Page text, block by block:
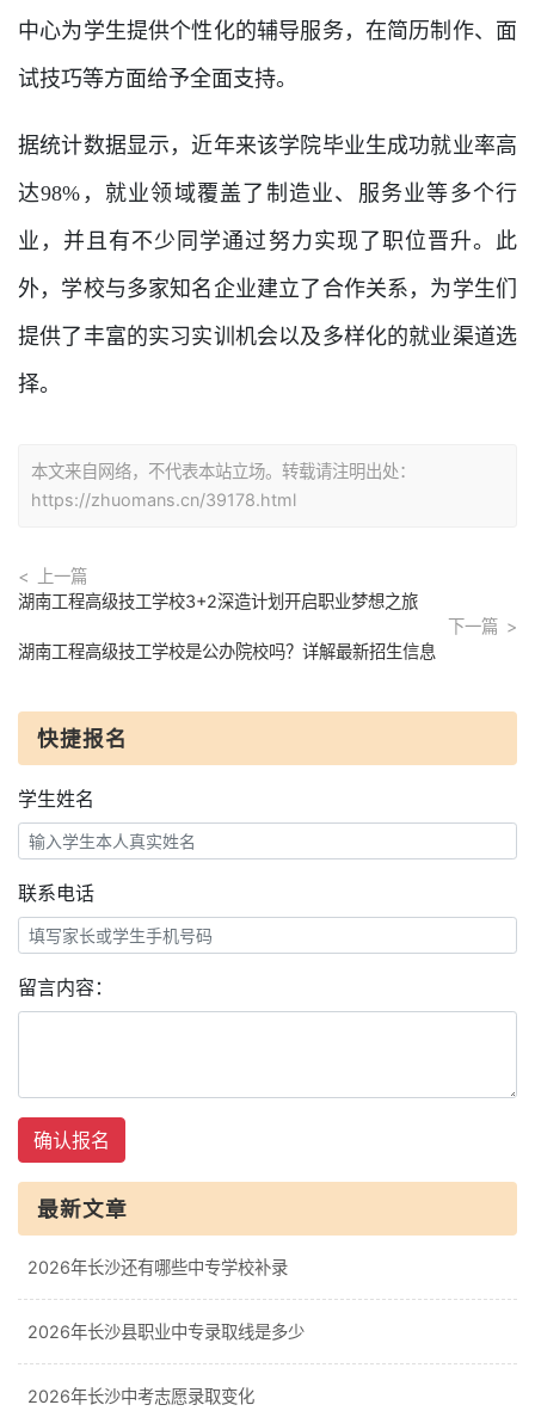
中心为学生提供个性化的辅导服务，在简历制作、面
试技巧等方面给予全面支持。
据统计数据显示，近年来该学院毕业生成功就业率高
达98%，就业领域覆盖了制造业、服务业等多个行
业，并且有不少同学通过努力实现了职位晋升。此
外，学校与多家知名企业建立了合作关系，为学生们
提供了丰富的实习实训机会以及多样化的就业渠道选
择。
本文来自网络，不代表本站立场。转载请注明出处：
https://zhuomans.cn/39178.html
上一篇
湖南工程高级技工学校3+2深造计划开启职业梦想之旅
下一篇
湖南工程高级技工学校是公办院校吗？详解最新招生信息
快捷报名
学生姓名
联系电话
留言内容：
确认报名
最新文章
2026年长沙还有哪些中专学校补录
2026年长沙县职业中专录取线是多少
2026年长沙中考志愿录取变化